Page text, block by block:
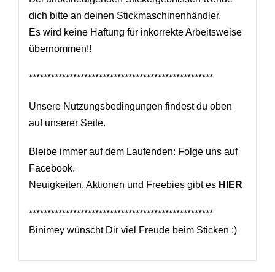
dich bitte an deinen Stickmaschinenhändler.
Es wird keine Haftung für inkorrekte Arbeitsweise
übernommen!!
**************************************************
Unsere Nutzungsbedingungen findest du oben
auf unserer Seite.
Bleibe immer auf dem Laufenden: Folge uns auf
Facebook.
Neuigkeiten, Aktionen und Freebies gibt es HIER
**************************************************
Binimey wünscht Dir viel Freude beim Sticken :)